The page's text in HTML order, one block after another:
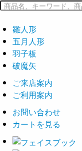
雛人形
五月人形
羽子板
破魔矢
ご来店案内
ご利用案内
お問い合わせ
カートを見る